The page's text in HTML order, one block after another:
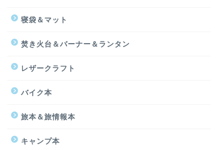
寝袋＆マット
焚き火台＆バーナー＆ランタン
レザークラフト
バイク本
旅本＆旅情報本
キャンプ本